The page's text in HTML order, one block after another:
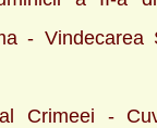
- Vindecarea
Crimeei -